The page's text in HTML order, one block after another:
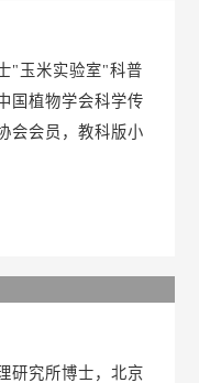
"玉米实验室"科普
国植物学会科学传
会会员，教科版小
研究所博士，北京